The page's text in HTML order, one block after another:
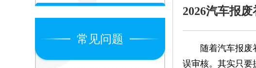
常见问题
2026汽车报
随着汽车报废补
误审核。其实只要